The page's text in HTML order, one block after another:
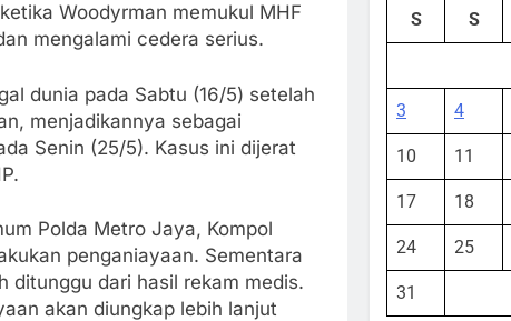
Woodyrman memukul MHF
mengalami cedera serius.
dunia pada Sabtu (16/5) setelah
menjadikannya sebagai
Senin (25/5). Kasus ini dijerat
Polda Metro Jaya, Kompol
penganiayaan. Sementara
ditunggu dari hasil rekam medis.
akan diungkap lebih lanjut
S S
3 4
10 11
17 18
24 25
31